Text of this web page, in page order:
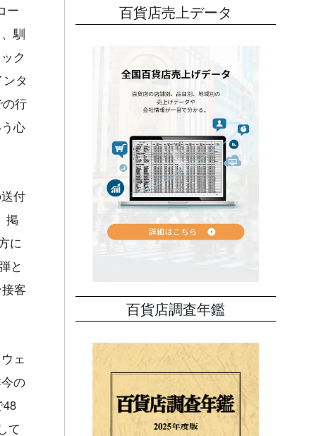
ー
馴
ク
タ
行
心
付
掲
に
と
客
ェ
の
て
百貨店売上データ
百貨店調査年鑑